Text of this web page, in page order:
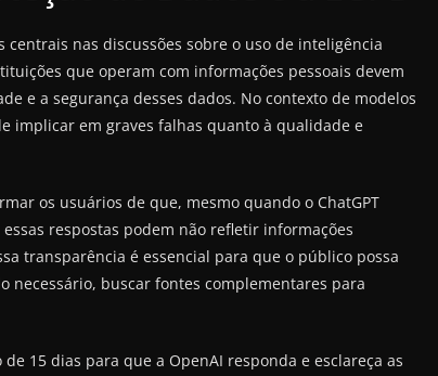
nas discussões sobre o uso de inteligência
que operam com informações pessoais devem
e a segurança desses dados. No contexto de modelos
implicar em graves falhas quanto à qualidade e
os usuários de que, mesmo quando o ChatGPT
respostas podem não refletir informações
transparência é essencial para que o público possa
necessário, buscar fontes complementares para
15 dias para que a OpenAI responda e esclareça as